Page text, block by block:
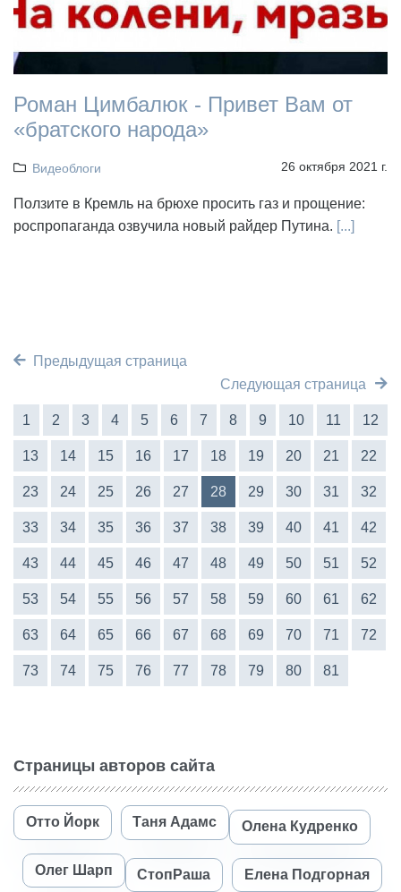
Роман Цимбалюк - Привет Вам от
«братского народа»
Видеоблоги 26 октября 2021 г.
Ползите в Кремль на брюхе просить газ и прощение:
роспропаганда озвучила новый райдер Путина. [...]
Предыдущая страница
Следующая страница
1 2 3 4 5 6 7 8 9 10 11 12
13 14 15 16 17 18 19 20 21 22
23 24 25 26 27 28 29 30 31 32
33 34 35 36 37 38 39 40 41 42
43 44 45 46 47 48 49 50 51 52
53 54 55 56 57 58 59 60 61 62
63 64 65 66 67 68 69 70 71 72
73 74 75 76 77 78 79 80 81
Страницы авторов сайта
Отто Йорк Таня Адамс Олена Кудренко
Олег Шарп СтопРаша Елена Подгорная